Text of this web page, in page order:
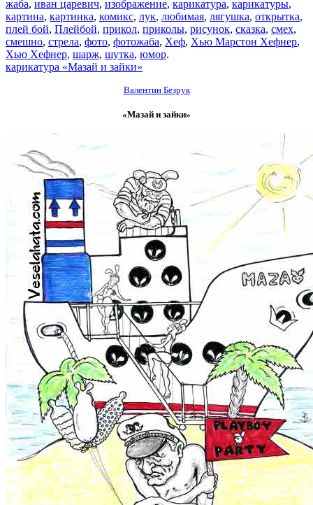
жаба, иван царевич, изображение, карикатура, карикатуры,
картина, картинка, комикс, лук, любимая, лягушка, открытка,
плей бой, Плейбой, прикол, приколы, рисунок, сказка, смех,
смешно, стрела, фото, фотожаба, Хеф, Хью Марстон Хефнер,
Хью Хефнер, шарж, шутка, юмор.
карикатура «Мазай и зайки»
Валентин Безрук
«Мазай и зайки»